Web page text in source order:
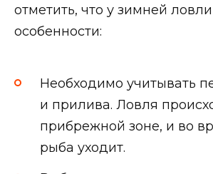
отметить, что у зимней
особенности:
Необходимо учитывать
и прилива. Ловля
прибрежной зоне, и во
рыба уходит.